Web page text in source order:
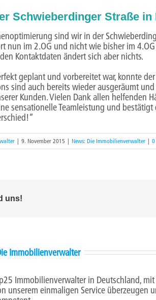
Schwieberdinger Straße
sind wir in der
nun im 2.OG und nicht wie bisher im
Kontaktdaten ändert sich aber nichts.
geplant und vorbereitet war, konnte
sind auch bereits wieder ausgeräumt
Kunden. Vielen Dank allen helfenden
sensationelle Teamleistung und
| 9. November 2015 | News: Die Immobilienverwalter | 0
uns!
Immobilienverwalter
Immobilienverwalter in Deutschland,
unserem einmaligen Service